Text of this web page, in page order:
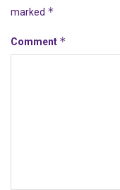
marked *
Comment *